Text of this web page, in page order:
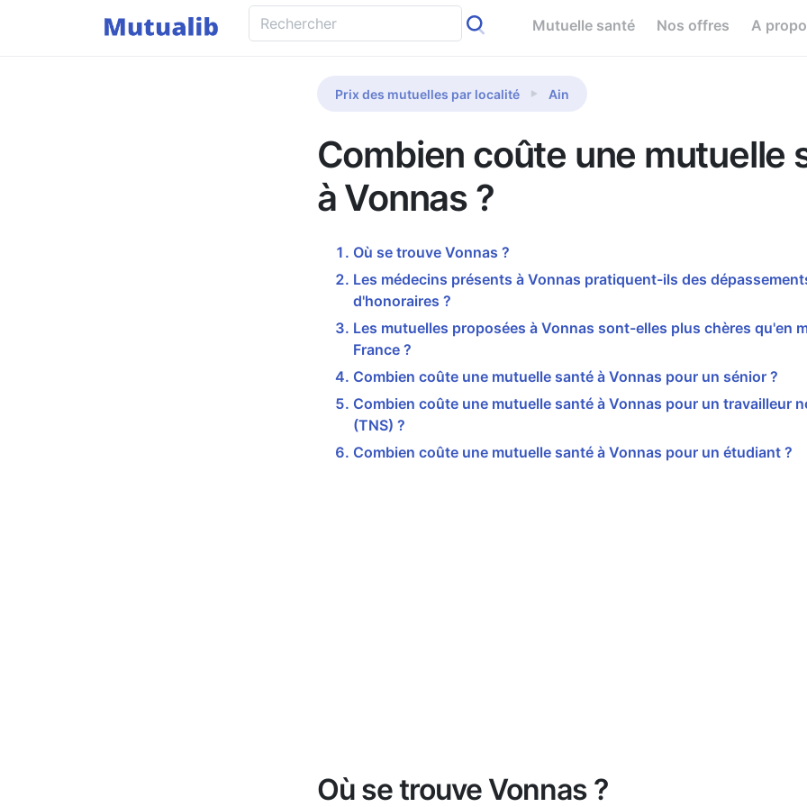
Mutuelle santé Nos offres A
Prix des mutuelles par localité Ain
Combien coûte une mutuelle
à Vonnas ?
Où se trouve Vonnas ?
Les médecins présents à Vonnas pratiquent-ils des
d'honoraires ?
Les mutuelles proposées à Vonnas sont-elles plus chères qu'en
France ?
Combien coûte une mutuelle santé à Vonnas pour un sénior ?
Combien coûte une mutuelle santé à Vonnas pour un travailleur
(TNS) ?
Combien coûte une mutuelle santé à Vonnas pour un étudiant ?
Où se trouve Vonnas ?